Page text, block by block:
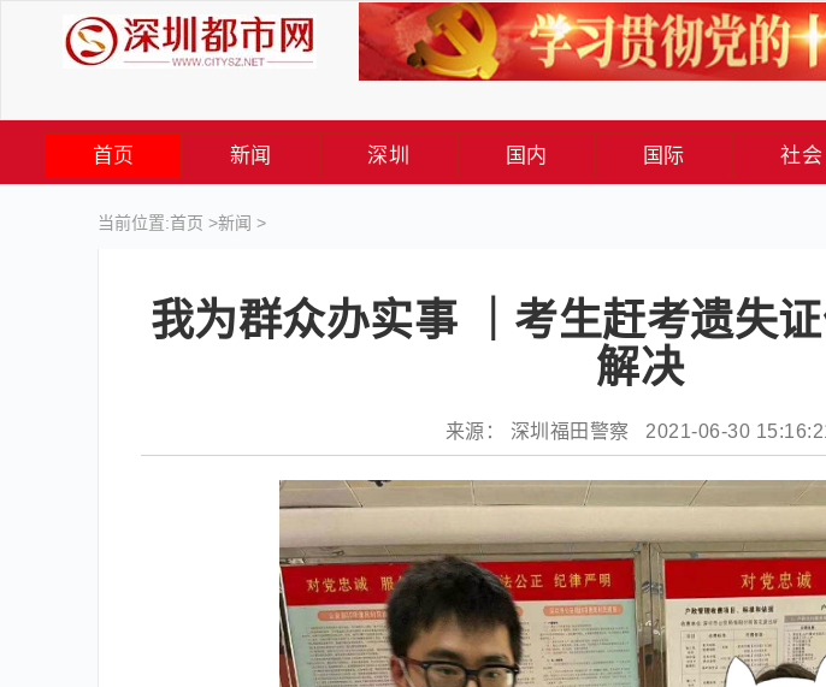
首页 新闻 深圳 国内 国际 社会
当前位置:首页 >新闻 >
我为群众办实事 ｜考生赶考遗失
解决
来源： 深圳福田警察 2021-06-30